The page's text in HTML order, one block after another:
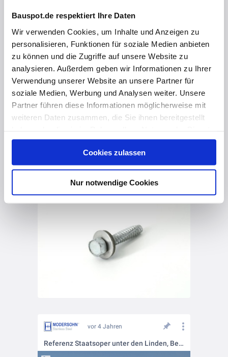
Bauspot.de respektiert Ihre Daten
Wir verwenden Cookies, um Inhalte und Anzeigen zu
personalisieren, Funktionen für soziale Medien anbieten
zu können und die Zugriffe auf unsere Website zu
analysieren. Außerdem geben wir Informationen zu Ihrer
Verwendung unserer Website an unsere Partner für
soziale Medien, Werbung und Analysen weiter. Unsere
Partner führen diese Informationen möglicherweise mit
weiteren Daten zusammen, die Sie ihnen bereitgestellt
gesammelt haben. Hier finden Sie Informationen zum
und unserImpressum.
Cookies zulassen
Nur notwendige Cookies
vor 4 Jahren
Referenz Staatsoper unter den Linden, Berlin